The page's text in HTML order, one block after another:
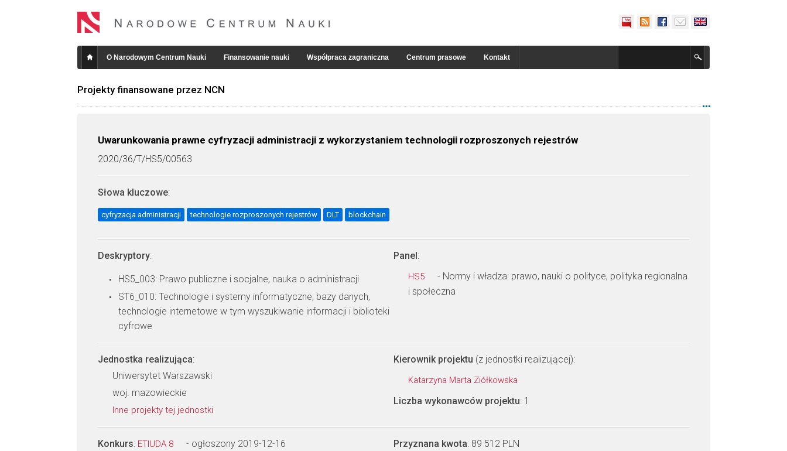
O Narodowym Centrum Nauki Finansowanie nauki Współpraca zagraniczna Centrum prasowe Kontakt
Projekty finansowane przez NCN
Uwarunkowania prawne cyfryzacji administracji z wykorzystaniem technologii rozproszonych rejestrów
2020/36/T/HS5/00563
Słowa kluczowe:
cyfryzacja administracji technologie rozproszonych rejestrów DLT blockchain
Deskryptory:
HS5_003: Prawo publiczne i socjalne, nauka o administracji
ST6_010: Technologie i systemy informatyczne, bazy danych,
technologie internetowe w tym wyszukiwanie informacji i biblioteki
cyfrowe
Panel:
HS5
- Normy i władza: prawo, nauki o polityce, polityka regionalna
i społeczna
Jednostka realizująca:
Uniwersytet Warszawski
woj. mazowieckie
Inne projekty tej jednostki
Kierownik projektu (z jednostki realizującej):
Katarzyna Marta Ziółkowska
Liczba wykonawców projektu: 1
Konkurs: ETIUDA 8 - ogłoszony 2019-12-16 Przyznana kwota: 89 512 PLN